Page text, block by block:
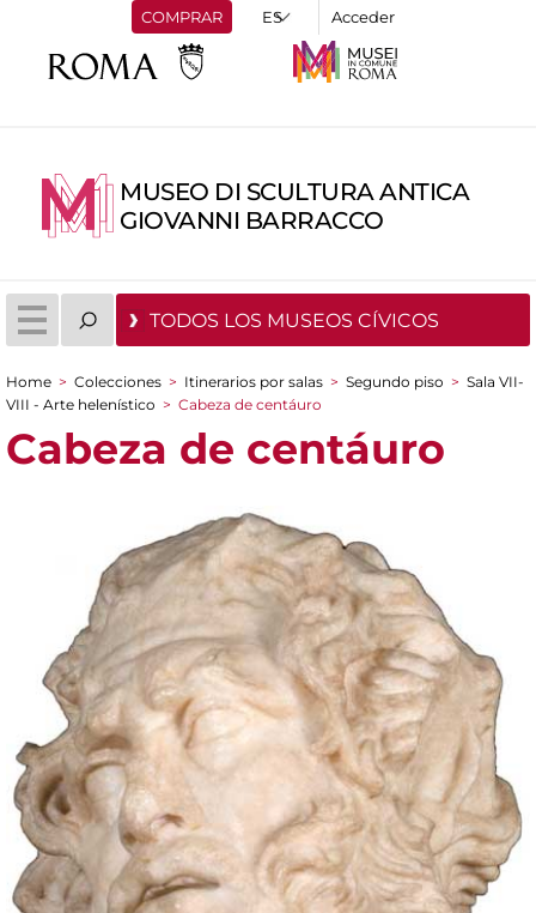
COMPRAR Acceder
MUSEO DI SCULTURA ANTICA
GIOVANNI BARRACCO
TODOS LOS MUSEOS CÍVICOS
You are here
Home > Colecciones > Itinerarios por salas > Segundo piso > Sala VII-
VIII - Arte helenístico > Cabeza de centáuro
Cabeza de centáuro